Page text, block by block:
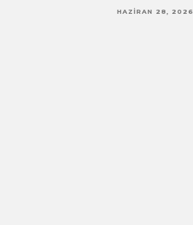
HAZIRAN 28, 2026